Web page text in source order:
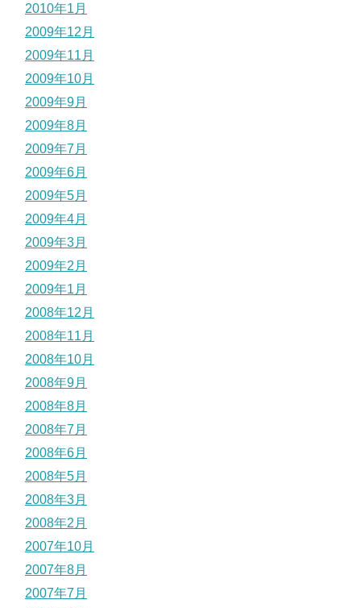
2010年1月
2009年12月
2009年11月
2009年10月
2009年9月
2009年8月
2009年7月
2009年6月
2009年5月
2009年4月
2009年3月
2009年2月
2009年1月
2008年12月
2008年11月
2008年10月
2008年9月
2008年8月
2008年7月
2008年6月
2008年5月
2008年3月
2008年2月
2007年10月
2007年8月
2007年7月